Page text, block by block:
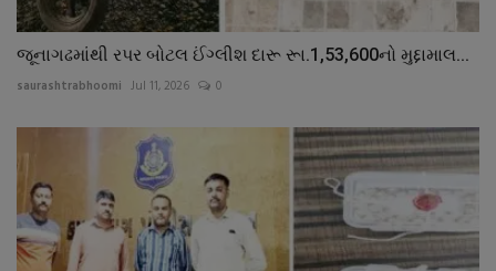
જૂનાગઢમાંથી રપર બોટલ ઈંગ્લીશ દારૂ રૂા.1,53,600નો મુદ્દામાલ...
saurashtrabhoomi Jul 11, 2026 0